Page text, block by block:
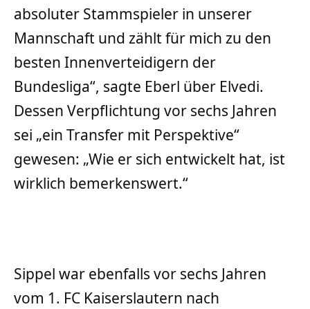
absoluter Stammspieler in unserer
Mannschaft und zählt für mich zu den
besten Innenverteidigern der
Bundesliga“, sagte Eberl über Elvedi.
Dessen Verpflichtung vor sechs Jahren
sei „ein Transfer mit Perspektive“
gewesen: „Wie er sich entwickelt hat, ist
wirklich bemerkenswert.“
Sippel war ebenfalls vor sechs Jahren
vom 1. FC Kaiserslautern nach